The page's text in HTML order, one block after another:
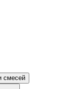
смесей